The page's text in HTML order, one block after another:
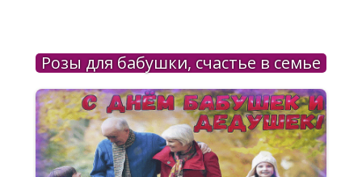
Розы для бабушки, счастье в семье